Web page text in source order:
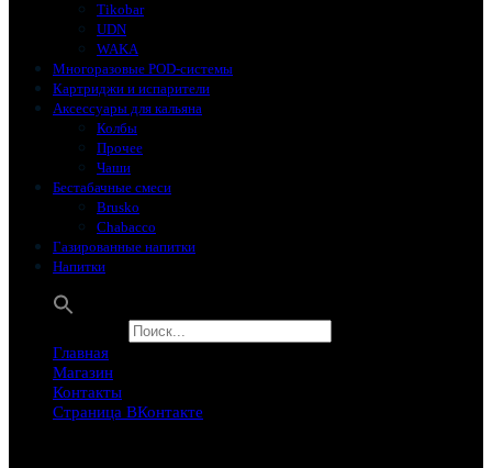
Tikobar
UDN
WAKA
Многоразовые POD-системы
Картриджи и испарители
Аксессуары для кальяна
Колбы
Прочее
Чаши
Бестабачные смеси
Brusko
Chabacco
Газированные напитки
Напитки
Главная
Магазин
Контакты
Страница ВКонтакте